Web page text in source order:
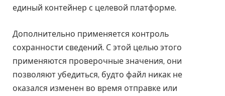
единый контейнер с целевой платформе.
Дополнительно применяется контроль
сохранности сведений. С этой целью этого
применяются проверочные значения, они
позволяют убедиться, будто файл никак не
оказался изменен во время отправке или